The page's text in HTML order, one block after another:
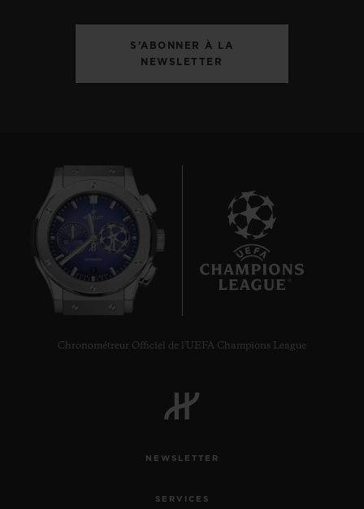
S’ABONNER À LA
NEWSLETTER
7
Chronométreur Officiel de l'UEFA Champions League
NEWSLETTER
SERVICES